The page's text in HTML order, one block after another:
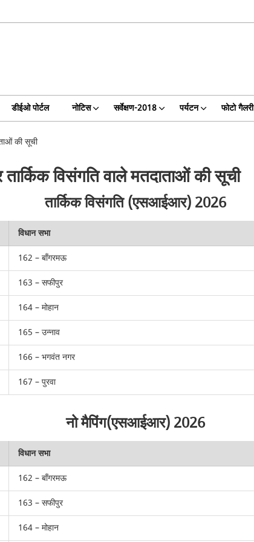
डीईओ पोर्टल नोटिस सर्वेक्षण-2018 पर्यटन फोटो गैलरी
की सूची
विसंगति वाले मतदाताओं की सूची
तार्किक विसंगति (एसआईआर) 2026
विधान सभा
162 – बाँगरमऊ
163 – सफीपुर
164 – मोहान
165 – उन्नाव
166 – भगवंत नगर
167 – पुरवा
नो मैपिंग(एसआईआर) 2026
विधान सभा
162 – बाँगरमऊ
163 – सफीपुर
164 – मोहान